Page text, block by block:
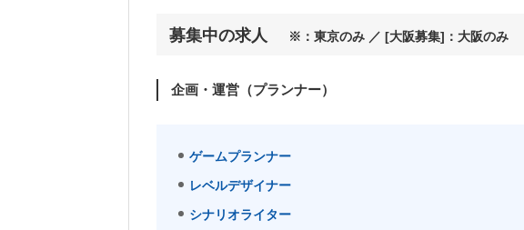
募集中の求人 ※：東京のみ ／ [大阪募集]：大阪のみ
企画・運営（プランナー）
ゲームプランナー
レベルデザイナー
シナリオライター